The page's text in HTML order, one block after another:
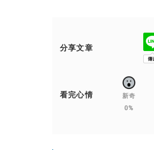
分享文章
看完心情
新奇
0%